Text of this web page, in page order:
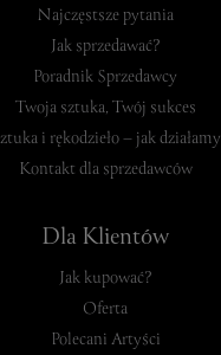
Najczęstsze pytania
Jak sprzedawać?
Poradnik Sprzedawcy
Twoja sztuka, Twój sukces
i rękodzieło – jak działamy
Kontakt dla sprzedawców
Dla Klientów
Jak kupować?
Oferta
Polecani Artyści